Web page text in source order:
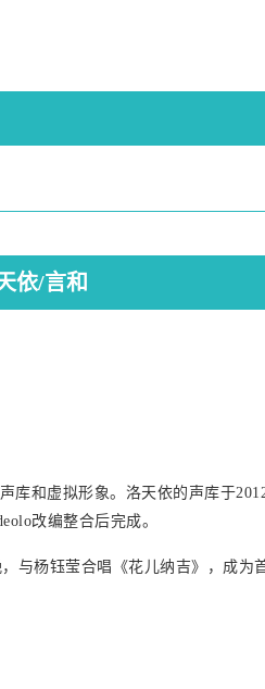
依/言和
库和虚拟形象。洛天依的声库于
改编整合后完成。
与杨钰莹合唱《花儿纳吉》，成为